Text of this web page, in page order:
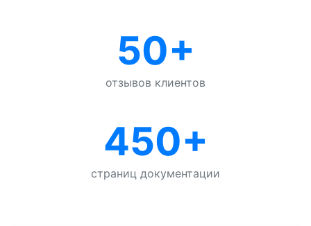
50+
отзывов клиентов
450+
страниц документации